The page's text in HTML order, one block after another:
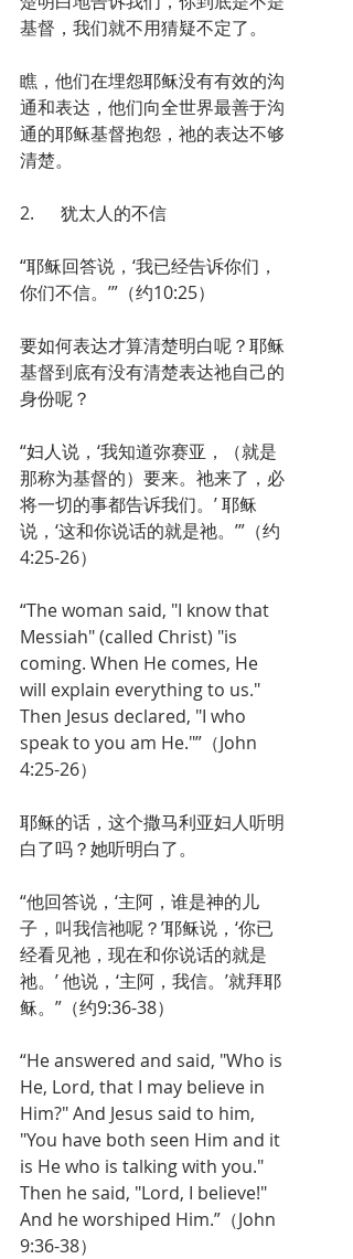
基督，我们就不用猜疑不定了。
瞧，他们在埋怨耶稣没有有效的沟
通和表达，他们向全世界最善于沟
通的耶稣基督抱怨，祂的表达不够
清楚。
2.      犹太人的不信
“耶稣回答说，‘我已经告诉你们，
你们不信。’”（约10:25）
要如何表达才算清楚明白呢？耶稣
基督到底有没有清楚表达祂自己的
身份呢？
“妇人说，‘我知道弥赛亚，（就是
那称为基督的）要来。祂来了，必
将一切的事都告诉我们。’ 耶稣
说，‘这和你说话的就是祂。’”（约
4:25-26）
“The woman said, "I know that
Messiah" (called Christ) "is
coming. When He comes, He
will explain everything to us."
Then Jesus declared, "I who
speak to you am He."”（John
4:25-26）
耶稣的话，这个撒马利亚妇人听明
白了吗？她听明白了。
“他回答说，‘主阿，谁是神的儿
子，叫我信祂呢？’耶稣说，‘你已
经看见祂，现在和你说话的就是
祂。’ 他说，‘主阿，我信。’就拜耶
稣。”（约9:36-38）
“He answered and said, "Who is
He, Lord, that I may believe in
Him?" And Jesus said to him,
"You have both seen Him and it
is He who is talking with you."
Then he said, "Lord, I believe!"
And he worshiped Him.”（John
9:36-38）